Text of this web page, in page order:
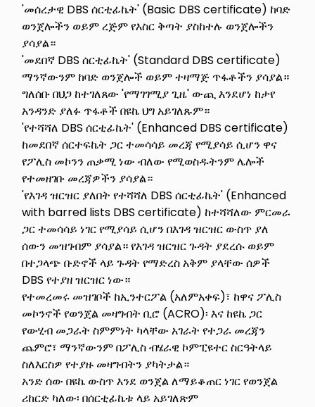
'መሰረታዊ DBS ሰርቲፊኬት' (Basic DBS certificate) ከባድ
ወንጀሎችን ወይም ረጅም የእስር ቅጣት ያስከተሉ ወንጀሎችን
ያሳያል።
'መደበኛ DBS ሰርቲፊኬት' (Standard DBS certificate)
ማንኛውንም ከባድ ወንጀሎች ወይም ተዛማጅ ጥፋቶችን ያሳያል።
ግለሰቡ በህጋ ከተገለጸው 'የማገገሚያ ጊዜ' ውጪ እንደሆነ ከታየ
አንዳንድ ያለፉ ጥፋቶች በዩኬ ህግ አይገለጹም።
'የተሻሻለ DBS ሰርቲፊኬት' (Enhanced DBS certificate)
ከመደበኛ ሰርተፍኬት ጋር ተመሳሳይ መረጃ የሚያሳይ ሲሆን ዋና
የፖሊስ መኮንን ጠቃሚ ነው ብለው የሚወስዱትንም ሌሎች
የተመዘገቡ መረጃዎችን ያሳያል።
'የእገዳ ዝርዝር ያለበት የተሻሻለ DBS ሰርቲፊኬት' (Enhanced
with barred lists DBS certificate) ከተሻሻለው ምርመራ
ጋር ተመሳሳይ ነገር የሚያሳይ ሲሆን በእገዳ ዝርዝር ውስጥ ያለ
ሰውን መዝገብም ያሳያል። የእገዳ ዝርዝር ጉዳት ያደረሱ ወይም
በተጋላጭ ቡድኖች ላይ ጉዳት የማድረስ አቅም ያላቸው ሰዎች
DBS የተያዘ ዝርዝር ነው።
የተመረመሩ መዝገቦች ከኢንተርፖል (አለምአቀፍ)፣ ከዋና ፖሊስ
መኮንኖች የወንጀል መዛግብት ቢሮ (ACRO)፡ እና ከዩኬ ጋር
የውሂብ መጋራት ስምምነት ካላቸው አገራት የተጋራ መረጃን
ጨምሮ፣ ማንኛውንም በፖሊስ ብሄራዊ ኮምፒዩተር ስርዓትላይ
ስለእርስዎ የተያዙ መዛግብትን ያካትታል።
አንድ ሰው በዩኬ ውስጥ እንደ ወንጀል ለማይቆጠር ነገር የወንጀል
ሪከርድ ካለው፡ በሰርቲፊኬቱ ላይ አይገለጽም